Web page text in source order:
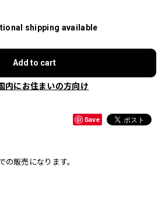
shipping available
Add to cart
内にお住まいの方向け
Save
販売になります。